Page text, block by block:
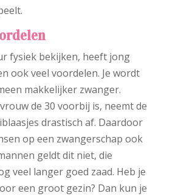
fysiek bekijken, heeft jong
ook veel voordelen. Je wordt
makkelijker zwanger.
de 30 voorbij is, neemt de
drastisch af. Daardoor
op een zwangerschap ook
geldt dit niet, die
veel langer goed zaad. Heb je
een groot gezin? Dan kun je